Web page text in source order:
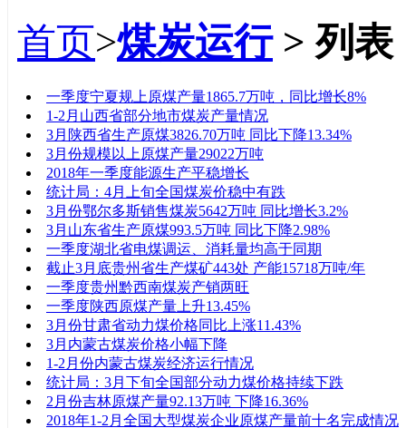
首页>煤炭运行> 列表
一季度宁夏规上原煤产量1865.7万吨，同比增长8%
1-2月山西省部分地市煤炭产量情况
3月陕西省生产原煤3826.70万吨 同比下降13.34%
3月份规模以上原煤产量29022万吨
2018年一季度能源生产平稳增长
统计局：4月上旬全国煤炭价稳中有跌
3月份鄂尔多斯销售煤炭5642万吨 同比增长3.2%
3月山东省生产原煤993.5万吨 同比下降2.98%
一季度湖北省电煤调运、消耗量均高于同期
截止3月底贵州省生产煤矿443处 产能15718万吨/年
一季度贵州黔西南煤炭产销两旺
一季度陕西原煤产量上升13.45%
3月份甘肃省动力煤价格同比上涨11.43%
3月内蒙古煤炭价格小幅下降
1-2月份内蒙古煤炭经济运行情况
统计局：3月下旬全国部分动力煤价格持续下跌
2月份吉林原煤产量92.13万吨 下降16.36%
2018年1-2月全国大型煤炭企业原煤产量前十名完成情况